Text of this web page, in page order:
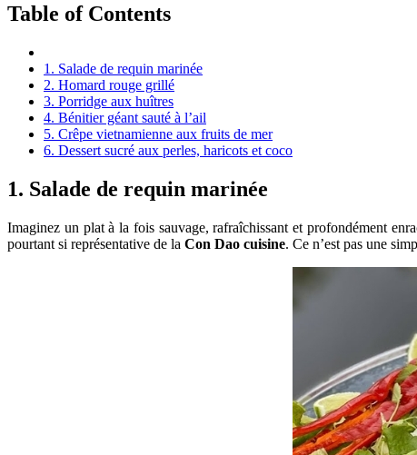
Table of Contents
1. Salade de requin marinée
2. Homard rouge grillé
3. Porridge aux huîtres
4. Bénitier géant sauté à l’ail
5. Crêpe vietnamienne aux fruits de mer
6. Dessert sucré aux perles, haricots et coco
1. Salade de requin marinée
Imaginez un plat à la fois sauvage, rafraîchissant et profondément
pourtant si représentative de la Con Dao cuisine. Ce n’est pas une